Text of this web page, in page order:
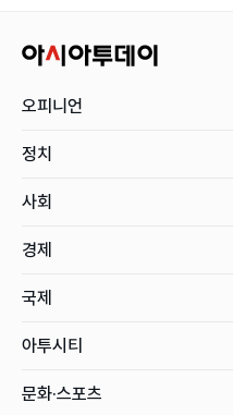
오피니언
정치
사회
경제
국제
아투시티
문화·스포츠